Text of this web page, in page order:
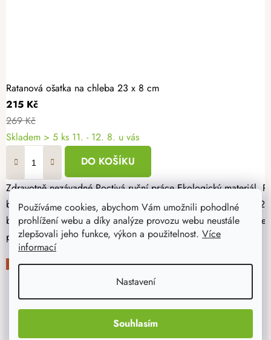
Používáme cookies, abychom Vám umožnili pohodlné
prohlížení webu a díky analýze provozu webu neustále
zlepšovali jeho funkce, výkon a použitelnost. Více
informací
Nastavení
Souhlasím
Ratanová ošatka na chleba 23 x 8 cm
215 Kč
269 Kč
Skladem > 5 ks 11. - 12. 8. u vás
DO KOŠÍKU
Zdravotně nezávadné Poctivá ruční práce Ekologický materiál Přírodní ratanová ošatka na chleba je ideální pomůckou pro kynutí domácího chleba i pečiva. Díky kulatému tvaru pomáhá vytvořit pravidelný
bochník a podporuje správné kynutí těsta. Ošatka s průměrem 23 cm je vhodná pro každodenní
bochníku již během kynutí.✓ Vyrobena z kvalitního chemicky
příslušenství pro začátečníky i zkušené pekaře.
-20%